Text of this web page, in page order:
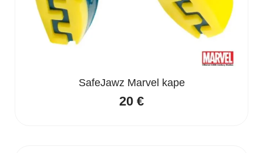
SafeJawz Marvel kape
20 €